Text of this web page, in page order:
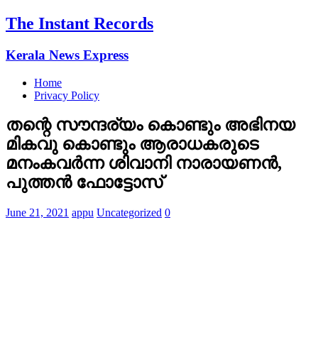
The Instant Records
Kerala News Express
Home
Privacy Policy
തന്റെ സൗന്ദര്യം കൊണ്ടും അഭിനയ
മികവു കൊണ്ടും ആരാധകരുടെ
മനംകവര്‍ന്ന ശിവാനി നാരായണൻ,
പുത്തന്‍ ഫോട്ടോസ്
June 21, 2021 appu Uncategorized 0